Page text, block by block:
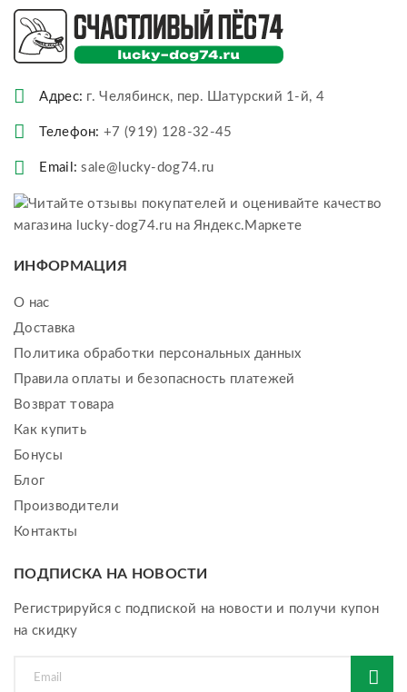
Адрес: г. Челябинск, пер. Шатурский 1-й, 4
Телефон: +7 (919) 128-32-45
Email: sale@lucky-dog74.ru
ИНФОРМАЦИЯ
О нас
Доставка
Политика обработки персональных данных
Правила оплаты и безопасность платежей
Возврат товара
Как купить
Бонусы
Блог
Производители
Контакты
ПОДПИСКА НА НОВОСТИ
Регистрируйся с подпиской на новости и получи купон
на скидку